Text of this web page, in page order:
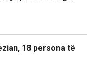
18 persona të